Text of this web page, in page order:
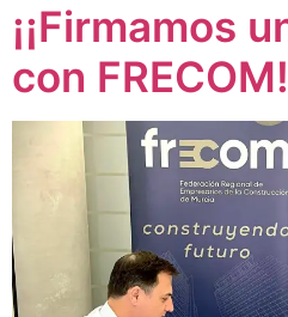
¡¡Firmamos
con